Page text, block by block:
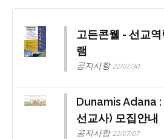
고든콘웰 - 선교
램
공지사항 22/07/30
Dunamis Adana :
선교사) 모집안내
공지사항 22/07/07